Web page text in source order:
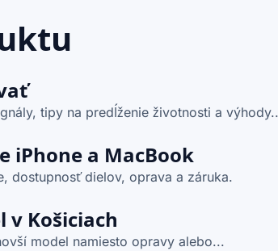
tipy na predĺženie životnosti a
iPhone a MacBook
dostupnosť dielov, oprava a záruka.
v Košiciach
model namiesto opravy alebo...